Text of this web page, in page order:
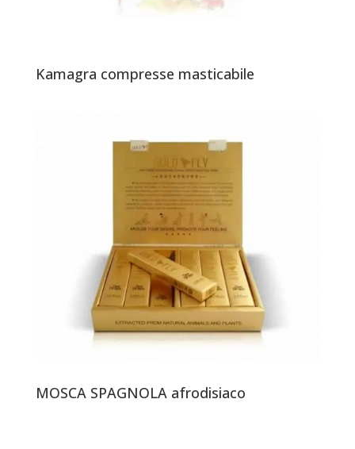
Kamagra compresse masticabile
MOSCA SPAGNOLA afrodisiaco